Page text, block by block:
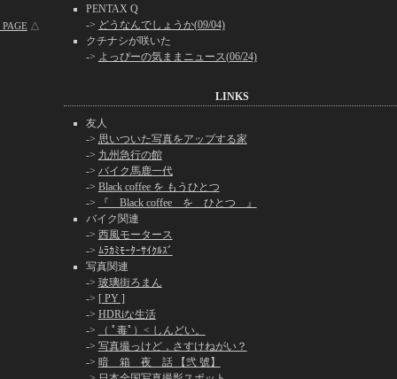
PAGE △
PENTAX Q
-> どうなんでしょうか(09/04)
クチナシが咲いた
-> よっぴーの気ままニュース(06/24)
LINKS
友人
-> 思いついた写真をアップする家
-> 九州急行の館
-> バイク馬鹿一代
-> Black coffee を もうひとつ
->
『 Black coffee を ひとつ 』
バイク関連
-> 西風モータース
-> ﾑﾗｶﾐﾓｰﾀｰｻｲｸﾙｽﾞ
写真関連
-> 玻璃街ろまん
-> [ PY ]
-> HDRiな生活
->
（ ﾟ毒ﾟ）< しんどい。
-> 写真撮っけど，さすけねがい？
-> 暗 箱 夜 話 【弐 號】